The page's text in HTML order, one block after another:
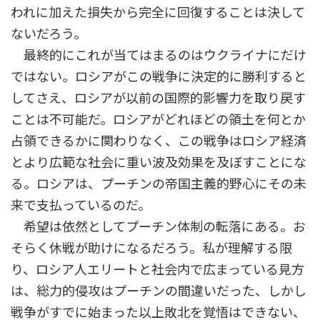
われに加えた損失から完全に回復することは決して
ないだろう。
最終的にこれが当てはまるのはウクライナにだけ
ではない。ロシアがこの戦争に決定的に勝利すると
してさえ、ロシアが以前の国際的影響力を取り戻す
ことは不可能だ。ロシアがどれほどの領土を何とか
占領できるかに関わりなく、この戦争はロシア経済
とより広範な社会に重い波及効果を及ぼすことにな
る。ロシアは、プーチンの帝国主義的野心にその未
来で支払っているのだ。
希望は依然としてプーチン体制の転落にある。お
そらく休戦が助けになるだろう。私が理解する限
り、ロシア人エリートと社会内で広まっている見方
は、総力的侵攻はプーチンの間違いだった、しかし
戦争がすでに始まった以上敗北を覚悟はできない、